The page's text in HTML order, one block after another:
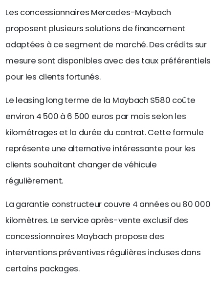
Les concessionnaires Mercedes-Maybach
proposent plusieurs solutions de financement
adaptées à ce segment de marché. Des crédits sur
mesure sont disponibles avec des taux préférentiels
pour les clients fortunés.
Le leasing long terme de la Maybach S580 coûte
environ 4 500 à 6 500 euros par mois selon les
kilométrages et la durée du contrat. Cette formule
représente une alternative intéressante pour les
clients souhaitant changer de véhicule
régulièrement.
La garantie constructeur couvre 4 années ou 80 000
kilomètres. Le service après-vente exclusif des
concessionnaires Maybach propose des
interventions préventives régulières incluses dans
certains packages.